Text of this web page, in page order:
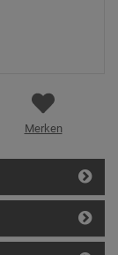
Merken